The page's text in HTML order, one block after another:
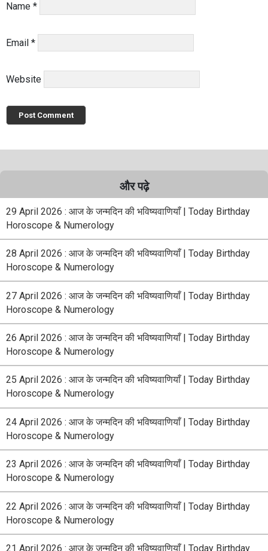
Name *
Email *
Website
और पढ़े
29 April 2026 : आज के जन्मदिन की भविष्यवाणियाँ | Today Birthday
Horoscope & Numerology
28 April 2026 : आज के जन्मदिन की भविष्यवाणियाँ | Today Birthday
Horoscope & Numerology
27 April 2026 : आज के जन्मदिन की भविष्यवाणियाँ | Today Birthday
Horoscope & Numerology
26 April 2026 : आज के जन्मदिन की भविष्यवाणियाँ | Today Birthday
Horoscope & Numerology
25 April 2026 : आज के जन्मदिन की भविष्यवाणियाँ | Today Birthday
Horoscope & Numerology
24 April 2026 : आज के जन्मदिन की भविष्यवाणियाँ | Today Birthday
Horoscope & Numerology
23 April 2026 : आज के जन्मदिन की भविष्यवाणियाँ | Today Birthday
Horoscope & Numerology
22 April 2026 : आज के जन्मदिन की भविष्यवाणियाँ | Today Birthday
Horoscope & Numerology
21 April 2026 : आज के जन्मदिन की भविष्यवाणियाँ | Today Birthday